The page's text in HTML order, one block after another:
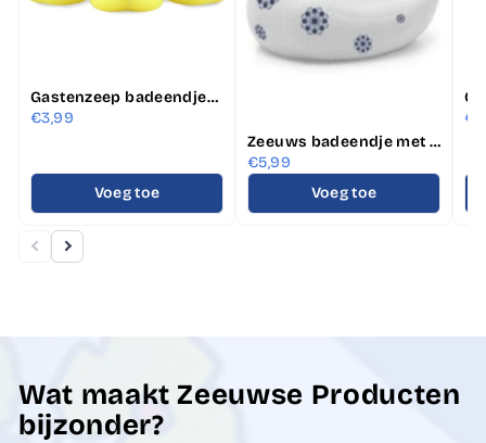
Gastenzeep badeendjes geel (3 stuks)
€3,99
Voeg toe
Zeeuws badeendje met Zeeuwse knop wit/blauw
€5,99
Voeg toe
Wat maakt Zeeuwse Producten
bijzonder?